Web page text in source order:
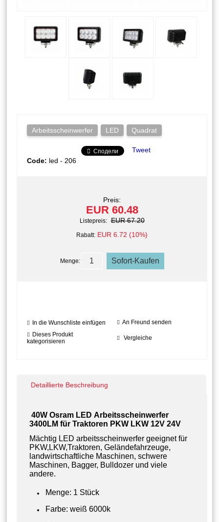
Arbeitsscheinwerfer LED Quadrat
Сподели
Tweet
Code: led - 206
Preis:
EUR 60.48
Listepreis: EUR 67.20
Rabatt: EUR 6.72 (10%)
Menge:
In die Wunschliste einfügen
An Freund senden
Dieses Produkt
kategorisieren
Vergleiche
Detaillierte Beschreibung
40W Osram LED Arbeitsscheinwerfer
3400LM für Traktoren PKW LKW 12V 24V
Mächtig LED arbeitsscheinwerfer geeignet für
PKW,LKW,Traktoren, Geländefahrzeuge,
landwirtschaftliche Maschinen, schwere
Maschinen, Bagger, Bulldozer und viele
andere.
Menge: 1 Stück
Farbe: weiß 6000k